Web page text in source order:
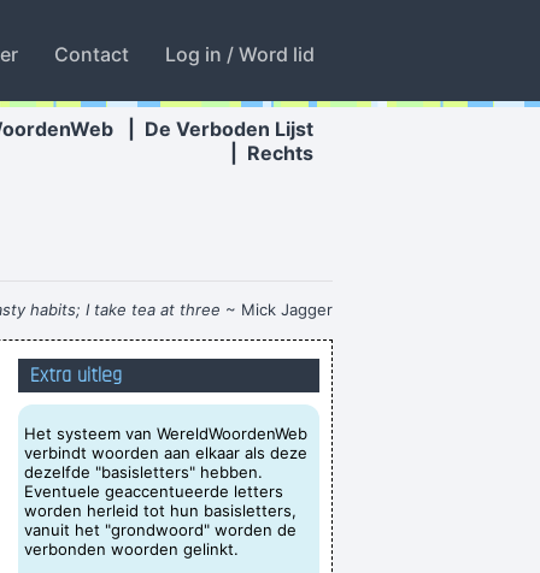
Contact Log in / Word lid
De Verboden Lijst
Rechts
habits; I take tea at three ~ Mick Jagger
dat ik besluiteloos ben... Of nee, wacht
die zich een bult heeft verschrokken
dode vissen gaan met de stroom mee
vlinders zijn nu op zoek naar de eigenaar
van de ring
using? The showers they’re not taking?
Eens geopend toont het HORROR!
Extra uitleg
Het systeem van WereldWoordenWeb
verbindt woorden aan elkaar als deze
dezelfde "basisletters" hebben.
Eventuele geaccentueerde letters
worden herleid tot hun basisletters,
vanuit het "grondwoord" worden de
verbonden woorden gelinkt.